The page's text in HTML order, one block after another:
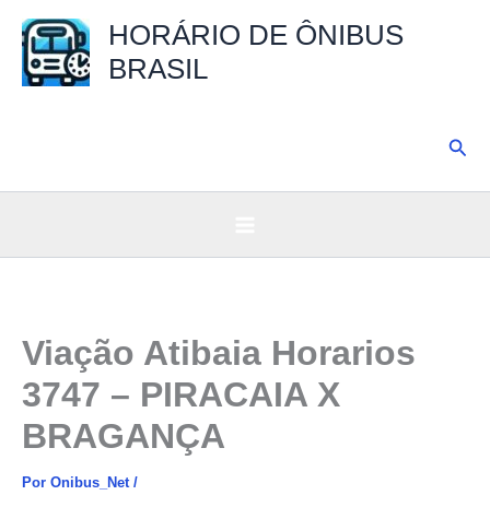
para
HORÁRIO DE ÔNIBUS
BRASIL
Viação Atibaia Horarios
3747 – PIRACAIA X
BRAGANÇA
Por Onibus_Net /